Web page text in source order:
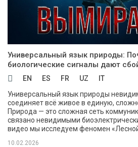
Универсальный язык природы:
биологические сигналы дают
EN ES FR UZ
IT
Универсальный язык природы
соединяет всё живое в единую,
Природа — это сложная сеть
связано невидимыми
видео мы исследуем феномен
10.02.2026